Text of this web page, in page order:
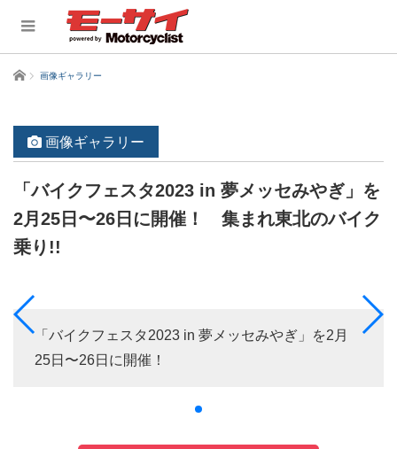
ホーム 画像ギャラリー
画像ギャラリー
「バイクフェスタ2023 in 夢メッセみやぎ」を
2月25日〜26日に開催！ 集まれ東北のバイク
乗り!!
「バイクフェスタ2023 in 夢メッセみやぎ」を2月
25日〜26日に開催！